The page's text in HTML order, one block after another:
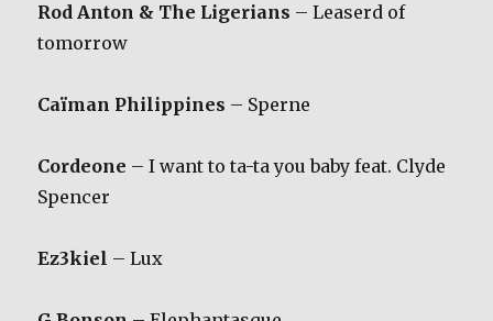
Rod Anton & The Ligerians – Leaserd of
tomorrow
Caïman Philippines – Sperne
Cordeone – I want to ta-ta you baby feat. Clyde
Spencer
Ez3kiel – Lux